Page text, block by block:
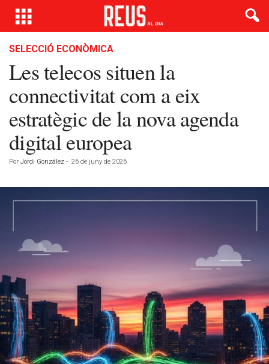
SELECCIÓ ECONÒMICA
Les telecos situen la
connectivitat com a eix
estratègic de la nova agenda
digital europea
Por Jordi González - 26 de juny de 2026